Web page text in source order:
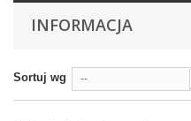
INFORMACJA
Sortuj wg --